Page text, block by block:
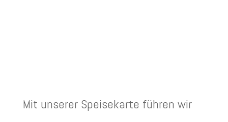
Mit unserer Speisekarte führen wir